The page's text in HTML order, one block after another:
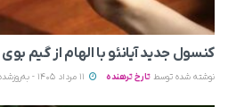
کنسول جدید آیانئو با الهام از گیم
نوشته شده توسط تارخ ترهنده